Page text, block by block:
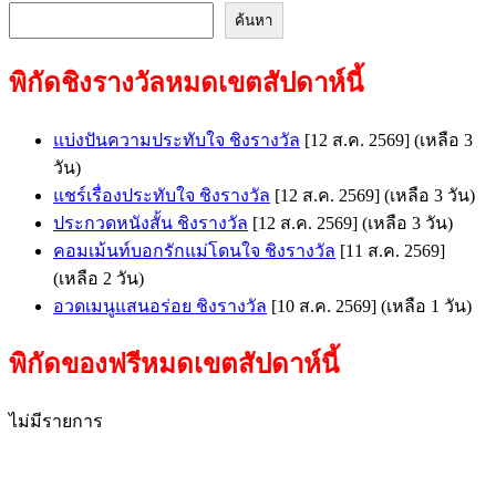
ค้นหา
พิกัดชิงรางวัลหมดเขตสัปดาห์นี้
แบ่งปันความประทับใจ ชิงรางวัล [12 ส.ค. 2569] (เหลือ 3
วัน)
แชร์เรื่องประทับใจ ชิงรางวัล [12 ส.ค. 2569] (เหลือ 3 วัน)
ประกวดหนังสั้น ชิงรางวัล [12 ส.ค. 2569] (เหลือ 3 วัน)
คอมเม้นท์บอกรักแม่โดนใจ ชิงรางวัล [11 ส.ค. 2569]
(เหลือ 2 วัน)
อวดเมนูแสนอร่อย ชิงรางวัล [10 ส.ค. 2569] (เหลือ 1 วัน)
พิกัดของฟรีหมดเขตสัปดาห์นี้
ไม่มีรายการ